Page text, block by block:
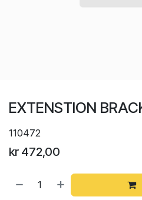
EXTENSTION
110472
kr 472,00